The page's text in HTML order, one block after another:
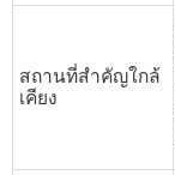
สถานที่สำคัญใกล้
เคียง